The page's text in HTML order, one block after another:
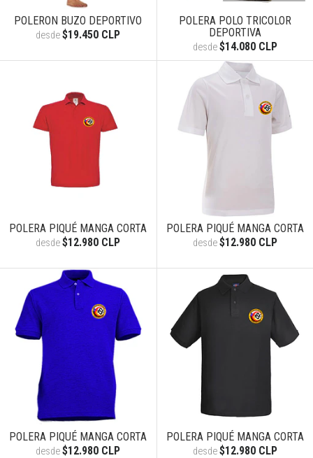
POLERON BUZO DEPORTIVO
desde$19.450 CLP
POLERA POLO TRICOLOR
DEPORTIVA
desde$14.080 CLP
POLERA PIQUÉ MANGA CORTA
desde$12.980 CLP
POLERA PIQUÉ MANGA CORTA
desde$12.980 CLP
POLERA PIQUÉ MANGA CORTA
desde$12.980 CLP
POLERA PIQUÉ MANGA CORTA
desde$12.980 CLP